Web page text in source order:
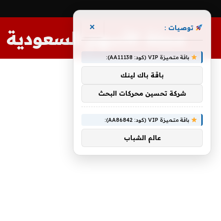
مجلة الأسهم السعودية
توصيات : ×
باقة متميزة VIP (كود: AA11138):
باقة باك لينك
شركة تحسين محركات البحث
باقة متميزة VIP (كود: AA86842):
عالم الشباب